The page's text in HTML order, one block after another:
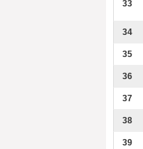
33
34
35
36
37
38
39